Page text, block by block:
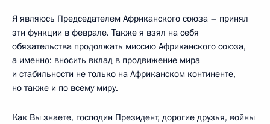
Я являюсь Председателем Африканского союза – принял
эти функции в феврале. Также я взял на себя
обязательства продолжать миссию Африканского союза,
а именно: вносить вклад в продвижение мира
и стабильности не только на Африканском континенте,
но также и по всему миру.
Как Вы знаете, господин Президент, дорогие друзья, войны